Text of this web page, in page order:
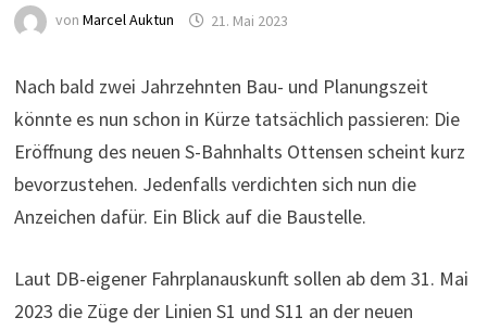
von Marcel Auktun 21. Mai 2023
Nach bald zwei Jahrzehnten Bau- und Planungszeit
könnte es nun schon in Kürze tatsächlich passieren: Die
Eröffnung des neuen S-Bahnhalts Ottensen scheint kurz
bevorzustehen. Jedenfalls verdichten sich nun die
Anzeichen dafür. Ein Blick auf die Baustelle.
Laut DB-eigener Fahrplanauskunft sollen ab dem 31. Mai
2023 die Züge der Linien S1 und S11 an der neuen